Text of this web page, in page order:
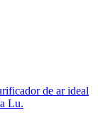
de ar ideal
Lu.